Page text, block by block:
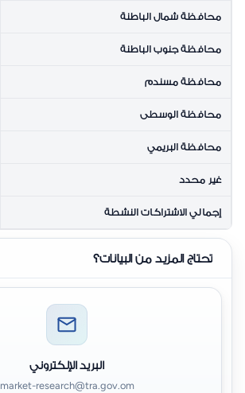
محافظة شمال الباطنة
محافظة جنوب الباطنة
محافظة مسندم
محافظة الوسطى
محافظة البريمي
غير محدد
إجمالي الاشتراكات النشطة
تحتاج المزيد من البيانات؟
البريد الإلكتروني
market-research@tra.gov.om